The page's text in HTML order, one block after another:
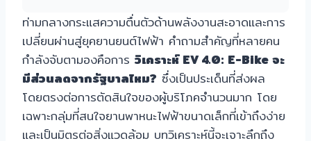
ท่ามกลางกระแสความตื่นตัวด้านพลังงานสะอาดและการ
เปลี่ยนผ่านสู่ยุคยานยนต์ไฟฟ้า คำถามสำคัญที่หลายคน
กำลังจับตามองคือการ วิเคราะห์ EV 4.0: E-Bike จะ
มีส่วนลดจากรัฐบาลไหม? ซึ่งเป็นประเด็นที่ส่งผล
โดยตรงต่อการตัดสินใจของผู้บริโภคจำนวนมาก โดย
เฉพาะกลุ่มที่สนใจยานพาหนะไฟฟ้าขนาดเล็กที่เข้าถึงง่าย
และเป็นมิตรต่อสิ่งแวดล้อม บทวิเคราะห์นี้จะเจาะลึกถึง